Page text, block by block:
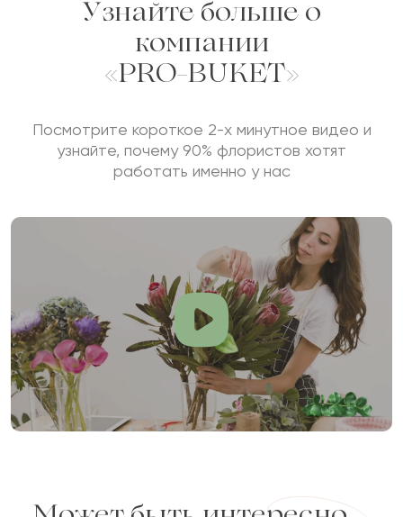
Узнайте больше о
компании
«PRO-BUKET»
Посмотрите короткое 2-х минутное видео и
узнайте, почему 90% флористов хотят
работать именно у нас